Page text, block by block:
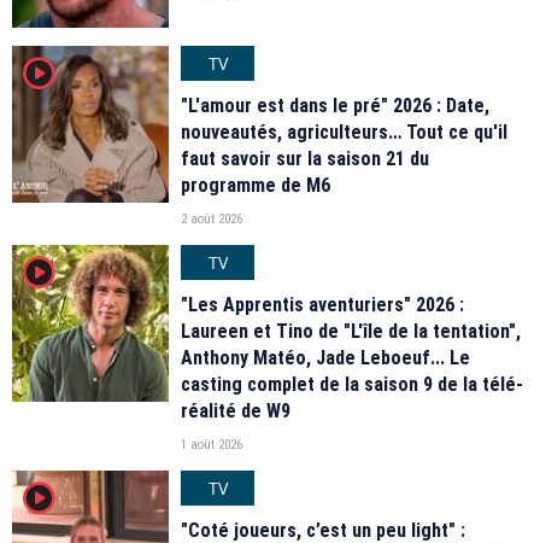
player2
TV
"L'amour est dans le pré" 2026 : Date,
nouveautés, agriculteurs… Tout ce qu'il
faut savoir sur la saison 21 du
programme de M6
2 août 2026
player2
TV
"Les Apprentis aventuriers" 2026 :
Laureen et Tino de "L'île de la tentation",
Anthony Matéo, Jade Leboeuf... Le
casting complet de la saison 9 de la télé-
réalité de W9
1 août 2026
player2
TV
"Coté joueurs, c’est un peu light" :